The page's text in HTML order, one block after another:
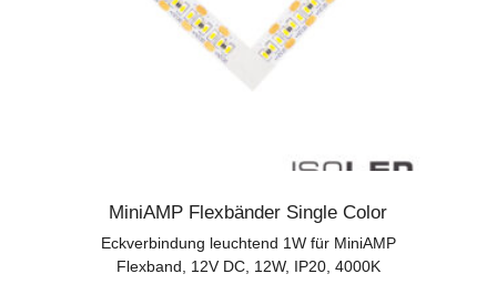
MiniAMP Flexbänder Single Color
Eckverbindung leuchtend 1W für MiniAMP
Flexband, 12V DC, 12W, IP20, 4000K